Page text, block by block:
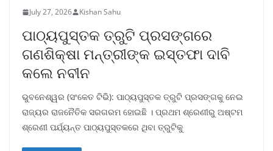
July 27, 2026 Kishan Sahu
ପାଠ୍ୟପୁସ୍ତକ ତ୍ରୁଟି ପ୍ରସଙ୍ଗରେ
ଗଣଶିକ୍ଷା ମନ୍ତ୍ରୀଙ୍କ ଇସ୍ତଫା ଦାବି
କଲେ ନବୀନ
ଭୁବନେଶ୍ୱର (ସଂକେତ ଟିଭି): ପାଠ୍ୟପୁସ୍ତକ ତ୍ରୁଟି ପ୍ରସଙ୍ଗକୁ ନେଇ
ରାଜ୍ୟର ରାଜନୈତିକ ସରଗରମ ହୋଇଛି । ପ୍ରଥମ ଶ୍ରେଣୀରୁ ଅଷ୍ଟମ
ଶ୍ରେଣୀ ପର୍ଯ୍ୟନ୍ତ ପାଠ୍ୟପୁସ୍ତକରେ ଥିବା ତ୍ରୁଟିକୁ